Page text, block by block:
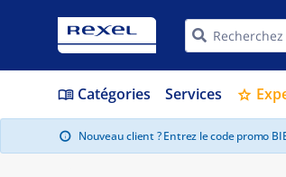
menu_book Catégories Services star
info Nouveau client ? Entrez le code promo